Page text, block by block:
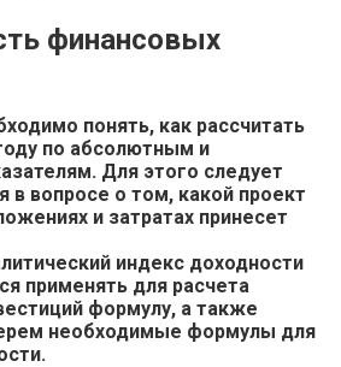
финансовых
понять, как рассчитать
по абсолютным и
Для этого следует
в вопросе о том, какой проект
и затратах принесет
индекс доходности
применять для расчета
формулу, а также
необходимые формулы для